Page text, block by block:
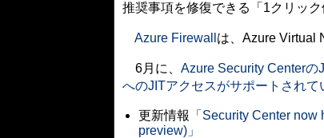
推奨事項を修復できる「1クリッ
Azure Firewall は、Azure Virtual
6月に、 Azure Security Centerの
へのJITアクセスがサポートされて
更新情報 「Security Center
preview)」